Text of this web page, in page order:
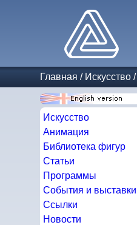
Главная / Искусство /
Искусство
Анимация
Библиотека фигур
Статьи
Программы
События и выставки
Ссылки
Новости